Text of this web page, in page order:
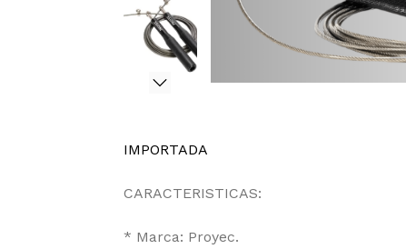
IMPORTADA
CARACTERISTICAS:
* Marca: Proyec.